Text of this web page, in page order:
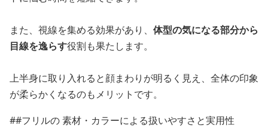
また、視線を集める効果があり、 体型の気になる部分から
目線を逸らす役割も果たします。
上半身に取り入れると顔まわりが明るく見え、全体の印象
が柔らかくなるのもメリットです。
##フリルの 素材・カラーによる扱いやすさと実用性